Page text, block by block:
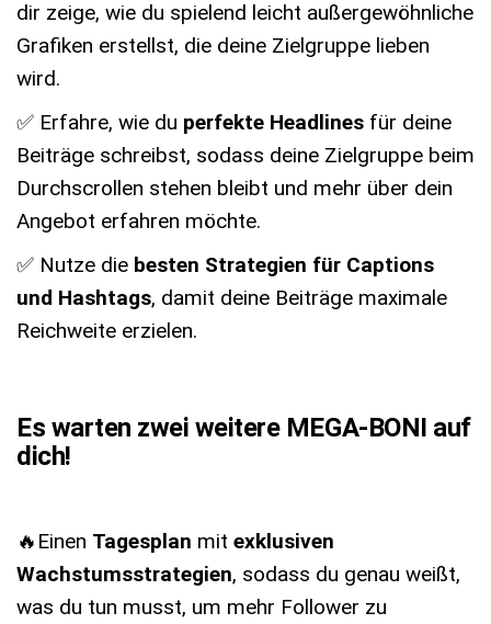
dir zeige, wie du spielend leicht außergewöhnliche
Grafiken erstellst, die deine Zielgruppe lieben
wird.
✅ Erfahre, wie du perfekte Headlines für deine
Beiträge schreibst, sodass deine Zielgruppe beim
Durchscrollen stehen bleibt und mehr über dein
Angebot erfahren möchte.
✅ Nutze die besten Strategien für Captions
und Hashtags, damit deine Beiträge maximale
Reichweite erzielen.
Es warten zwei weitere MEGA-BONI auf
dich!
🔥Einen Tagesplan mit exklusiven
Wachstumsstrategien, sodass du genau weißt,
was du tun musst, um mehr Follower zu